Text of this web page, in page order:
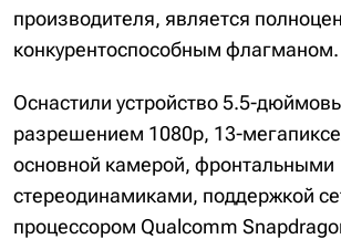
производителя, является
конкурентоспособным флагманом.
Оснастили устройство 5.5-
разрешением 1080р, 13-
основной камерой, фронтальными
стереодинамиками, поддержкой
процессором Qualcomm